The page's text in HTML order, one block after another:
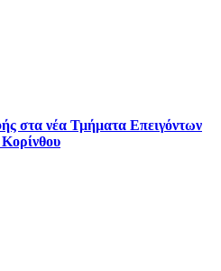
στα νέα Τμήματα Επειγόντων